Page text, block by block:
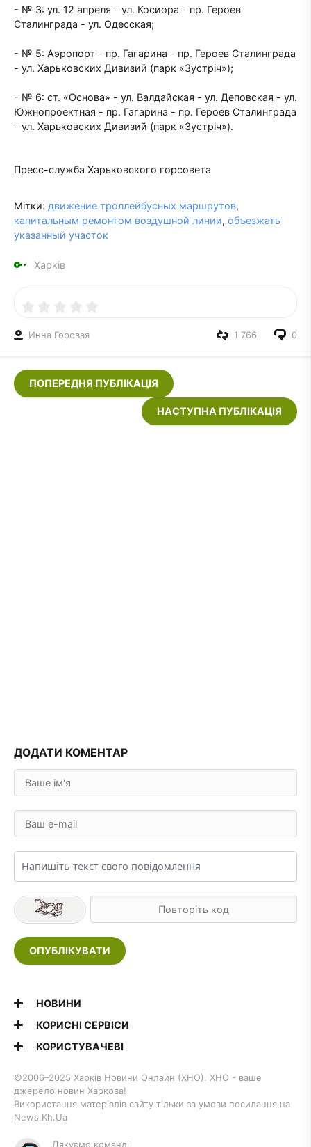
- № 3: ул. 12 апреля - ул. Косиора - пр. Героев
Сталинграда - ул. Одесская;
- № 5: Аэропорт - пр. Гагарина - пр. Героев Сталинграда
- ул. Харьковских Дивизий (парк «Зустріч»);
- № 6: ст. «Основа» - ул. Валдайская - ул. Деповская - ул.
Южнопроектная - пр. Гагарина - пр. Героев Сталинграда
- ул. Харьковских Дивизий (парк «Зустріч»).
Пресс-служба Харьковского горсовета
Мітки: движение троллейбусных маршрутов,
капитальным ремонтом воздушной линии, объезжать
указанный участок
Харків
Инна Горовая 0
1 766
ПОПЕРЕДНЯ ПУБЛІКАЦІЯ
НАСТУПНА ПУБЛІКАЦІЯ
ДОДАТИ КОМЕНТАР
ОПУБЛІКУВАТИ
НОВИНИ
КОРИСНІ СЕРВІСИ
КОРИСТУВАЧЕВІ
©2006–2025 Харків Новини Онлайн (ХНО). ХНО - ваше
джерело новин Харкова!
Використання матеріалів сайту тільки за умови посилання на
News.Kh.Ua
Дякуємо команді